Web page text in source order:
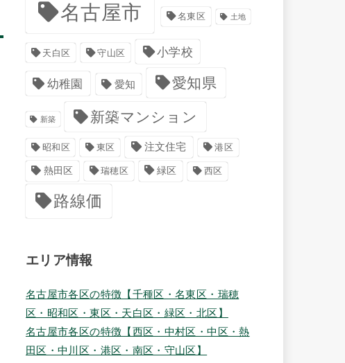
名古屋市 名東区 土地
天白区 守山区 小学校
幼稚園 愛知 愛知県
新築 新築マンション
昭和区 東区 注文住宅 港区
熱田区 瑞穂区 緑区 西区
路線価
エリア情報
名古屋市各区の特徴【千種区・名東区・瑞穂
区・昭和区・東区・天白区・緑区・北区】
名古屋市各区の特徴【西区・中村区・中区・熱
田区・中川区・港区・南区・守山区】